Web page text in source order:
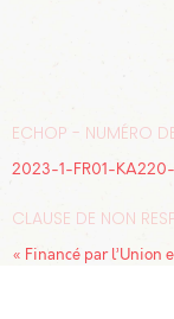
ECHOP - NUMÉRO
2023-1-FR01-
CLAUSE DE NON
« Financé par l’Union